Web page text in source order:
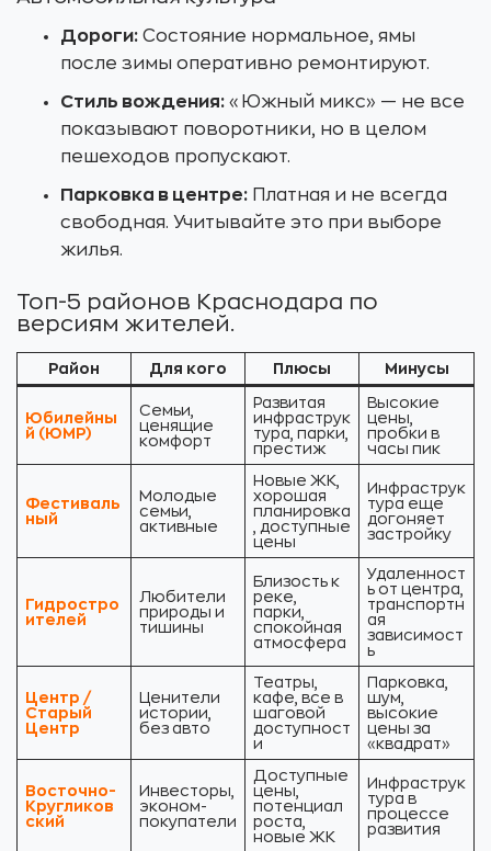
Дороги: Состояние нормальное, ямы
после зимы оперативно ремонтируют.
Стиль вождения: «Южный микс» — не все
показывают поворотники, но в целом
пешеходов пропускают.
Парковка в центре: Платная и не всегда
свободная. Учитывайте это при выборе
жилья.
Топ-5 районов Краснодара по
версиям жителей.
Район Для кого Плюсы Минусы
Юбилейны
й (ЮМР)
Семьи,
ценящие
комфорт
Развитая
инфраструк
тура, парки,
престиж
Высокие
цены,
пробки в
часы пик
Фестиваль
ный
Молодые
семьи,
активные
Новые ЖК,
хорошая
планировка
, доступные
цены
Инфраструк
тура еще
догоняет
застройку
Гидростро
ителей
Любители
природы и
тишины
Близость к
реке,
парки,
спокойная
атмосфера
Удаленност
ь от центра,
транспортн
ая
зависимост
ь
Центр /
Старый
Центр
Ценители
истории,
без авто
Театры,
кафе, все в
шаговой
доступност
и
Парковка,
шум,
высокие
цены за
«квадрат»
Восточно-
Кругликов
ский
Инвесторы,
эконом-
покупатели
Доступные
цены,
потенциал
роста,
новые ЖК
Инфраструк
тура в
процессе
развития